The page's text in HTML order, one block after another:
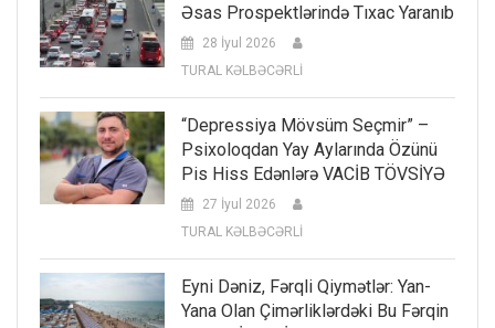
Əsas Prospektlərində Tıxac Yaranıb
28 İyul 2026
TURAL KƏLBƏCƏRLİ
“Depressiya Mövsüm Seçmir” –
Psixoloqdan Yay Aylarında Özünü
Pis Hiss Edənlərə VACİB TÖVSİYƏ
27 İyul 2026
TURAL KƏLBƏCƏRLİ
Eyni Dəniz, Fərqli Qiymətlər: Yan-
Yana Olan Çimərliklərdəki Bu Fərqin